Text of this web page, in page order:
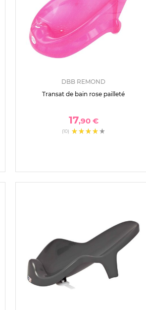
DBB REMOND
Transat de bain rose pailleté
17,90 €
(10)